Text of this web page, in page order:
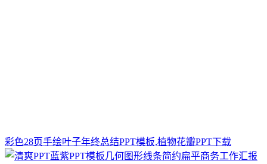
彩色28页手绘叶子年终总结PPT模板,植物花瓣PPT下载